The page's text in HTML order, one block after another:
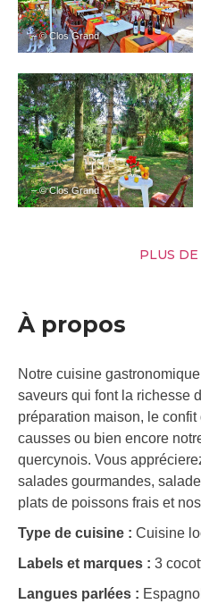
– © Clos Grand
– © Clos Grand
PLUS
À propos
Notre cuisine
saveurs qui font la richesse
préparation maison, le
causses ou bien encore
quercynois. Vous
salades gourmandes,
plats de poissons frais et
Type de cuisine : Cuisine
Labels et marques : 3
Langues parlées : Espagnol